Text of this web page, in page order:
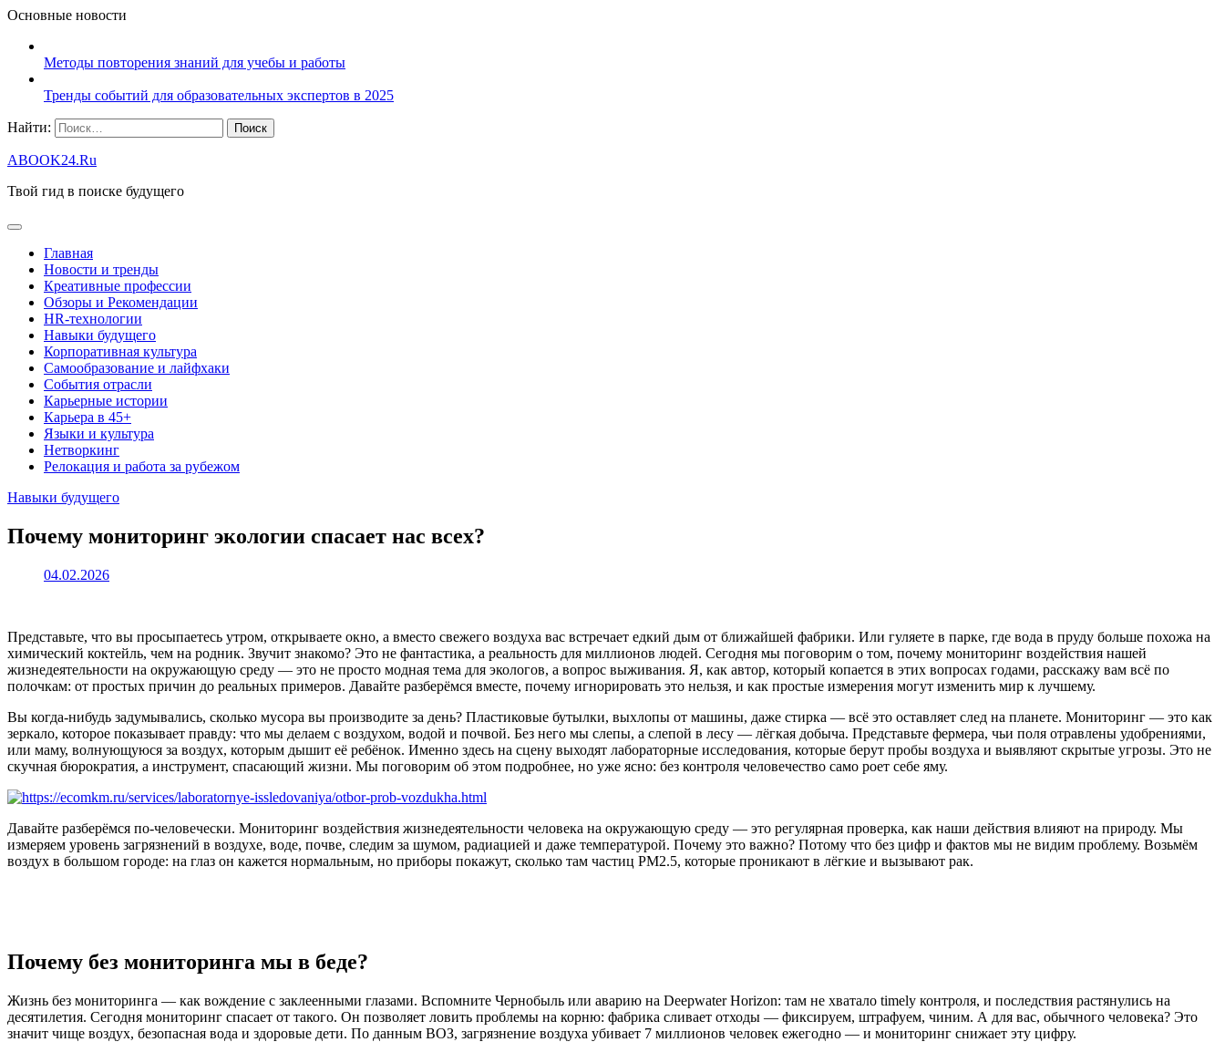
Основные новости
Методы повторения знаний для учебы и работы
Тренды событий для образовательных экспертов в 2025
Найти:
ABOOK24.Ru
Твой гид в поиске будущего
Главная
Новости и тренды
Креативные профессии
Обзоры и Рекомендации
HR‑технологии
Навыки будущего
Корпоративная культура
Самообразование и лайфхаки
События отрасли
Карьерные истории
Карьера в 45+
Языки и культура
Нетворкинг
Релокация и работа за рубежом
Навыки будущего
Почему мониторинг экологии спасает нас всех?
04.02.2026
Представьте, что вы просыпаетесь утром, открываете окно, а вместо свежего воздуха вас встречает едкий дым от ближайшей фабрики. Или гуляете в парке, где вода в пруду больше похожа на
химический коктейль, чем на родник. Звучит знакомо? Это не фантастика, а реальность для миллионов людей. Сегодня мы поговорим о том, почему мониторинг воздействия нашей
жизнедеятельности на окружающую среду — это не просто модная тема для экологов, а вопрос выживания. Я, как автор, который копается в этих вопросах годами, расскажу вам всё по
полочкам: от простых причин до реальных примеров. Давайте разберёмся вместе, почему игнорировать это нельзя, и как простые измерения могут изменить мир к лучшему.
Вы когда-нибудь задумывались, сколько мусора вы производите за день? Пластиковые бутылки, выхлопы от машины, даже стирка — всё это оставляет след на планете. Мониторинг — это как
зеркало, которое показывает правду: что мы делаем с воздухом, водой и почвой. Без него мы слепы, а слепой в лесу — лёгкая добыча. Представьте фермера, чьи поля отравлены удобрениями,
или маму, волнующуюся за воздух, которым дышит её ребёнок. Именно здесь на сцену выходят лабораторные исследования, которые берут пробы воздуха и выявляют скрытые угрозы. Это не
скучная бюрократия, а инструмент, спасающий жизни. Мы поговорим об этом подробнее, но уже ясно: без контроля человечество само роет себе яму.
Давайте разберёмся по-человечески. Мониторинг воздействия жизнедеятельности человека на окружающую среду — это регулярная проверка, как наши действия влияют на природу. Мы
измеряем уровень загрязнений в воздухе, воде, почве, следим за шумом, радиацией и даже температурой. Почему это важно? Потому что без цифр и фактов мы не видим проблему. Возьмём
воздух в большом городе: на глаз он кажется нормальным, но приборы покажут, сколько там частиц PM2.5, которые проникают в лёгкие и вызывают рак.
Почему без мониторинга мы в беде?
Жизнь без мониторинга — как вождение с заклеенными глазами. Вспомните Чернобыль или аварию на Deepwater Horizon: там не хватало timely контроля, и последствия растянулись на
десятилетия. Сегодня мониторинг спасает от такого. Он позволяет ловить проблемы на корню: фабрика сливает отходы — фиксируем, штрафуем, чиним. А для вас, обычного человека? Это
значит чище воздух, безопасная вода и здоровые дети. По данным ВОЗ, загрязнение воздуха убивает 7 миллионов человек ежегодно — и мониторинг снижает эту цифру.